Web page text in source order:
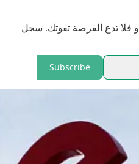
فلا تدع الفرصة تفوتك. سجل
Subscribe